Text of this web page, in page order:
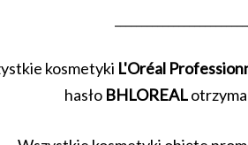
kosmetyki L'Oréal
hasło BHLOREAL